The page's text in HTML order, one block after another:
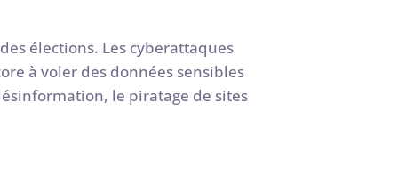
élections. Les cyberattaques
à voler des données sensibles
le piratage de sites